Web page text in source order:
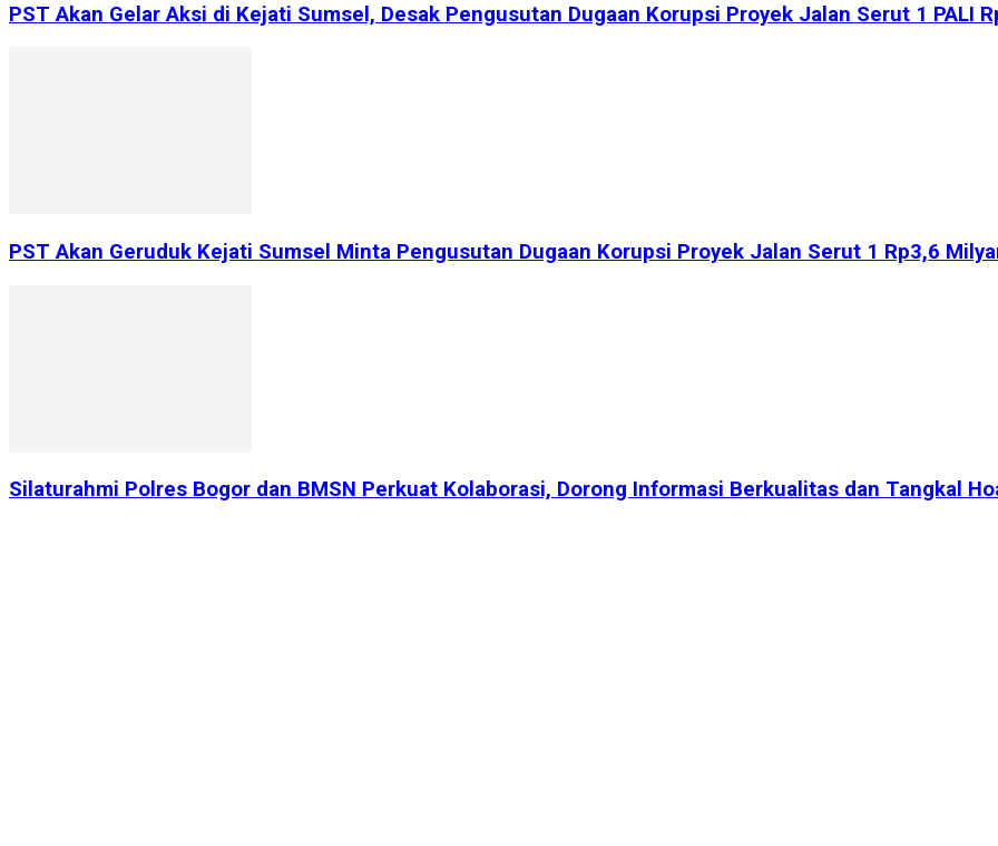
PST Akan Gelar Aksi di Kejati Sumsel, Desak Pengusutan Dugaan Korupsi Proyek Jalan Serut 1 PALI
PST Akan Geruduk Kejati Sumsel Minta Pengusutan Dugaan Korupsi Proyek Jalan Serut 1 Rp3,6
Silaturahmi Polres Bogor dan BMSN Perkuat Kolaborasi, Dorong Informasi Berkualitas dan Tangkal